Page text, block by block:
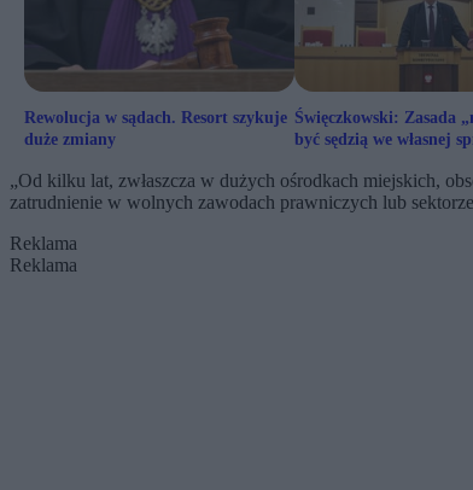
Rewolucja w sądach. Resort szykuje
duże zmiany
Święczkowski: Zasada
być sędzią we własnej
„Od kilku lat, zwłaszcza w dużych ośrodkach miejskich,
zatrudnienie w wolnych zawodach prawniczych lub
Reklama
Reklama